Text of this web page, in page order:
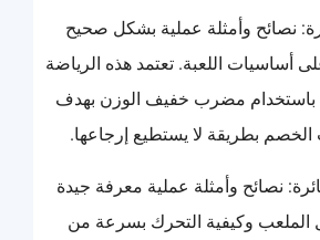
نصائح وأمثلة عملية بشكل صحيح
أساسيات اللعبة. تعتمد هذه الرياضة
مضرب خفيف الوزن بهدف
بطريقة لا يستطيع إرجاعها.
نصائح وأمثلة عملية معرفة جيدة
الملعب وكيفية التحرك بسرعة من